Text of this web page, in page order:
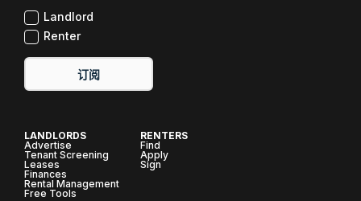
Landlord
Renter
订阅
LANDLORDS
Advertise
Tenant Screening
Leases
Finances
Rental Management
Free Tools
RENTERS
Find
Apply
Sign